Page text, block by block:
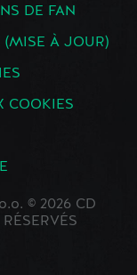
DE FAN
(MISE À JOUR)
COOKIES
© 2026 CD